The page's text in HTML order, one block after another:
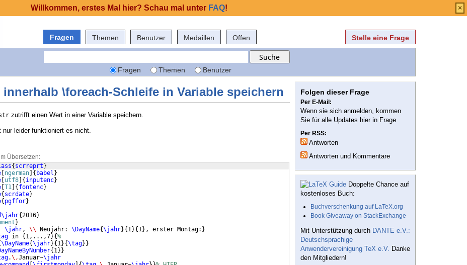
Fragen Themen Benutzer Medaillen Offen Stelle eine Frage
Fragen Themen Benutzer
\foreach-Schleife in Variable speichern
zutrifft einen Wert in einer Variable speichern.
nur leider funktioniert es nicht.
Übersetzen:
{ scrreprt }
ngerman { babel }
utf8 { inputenc}
T1 { fontenc}
{ scrdate}
{ pgffor}
{2016}
}
\jahr, \\ Neujahr: \DayName{\jahr}{ 1}{ 1} , erster Montag: }
in { 1,...,7}{%
\DayName{\jahr}{ 1}{\tag}}
{ 1}}
.\,Januar~\jahr
Folgen dieser Frage
Per E-Mail:
Wenn sie sich anmelden, kommen
Sie für alle Updates hier in Frage
Per RSS:
Antworten
Antworten und Kommentare
Doppelte Chance auf
kostenloses Buch:
Buchverschenkung auf LaTeX.org
Book Giveaway on StackExchange
Mit Unterstützung durch DANTE e.V.:
Deutschsprachige
Anwendervereinigung TeX e.V. Danke
den Mitgliedern!
Willkommen, erstes Mal hier? Schau mal unter FAQ! ×